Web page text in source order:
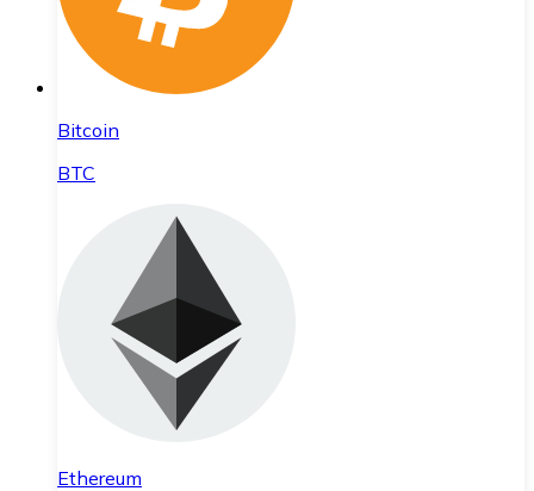
Bitcoin
BTC
Ethereum